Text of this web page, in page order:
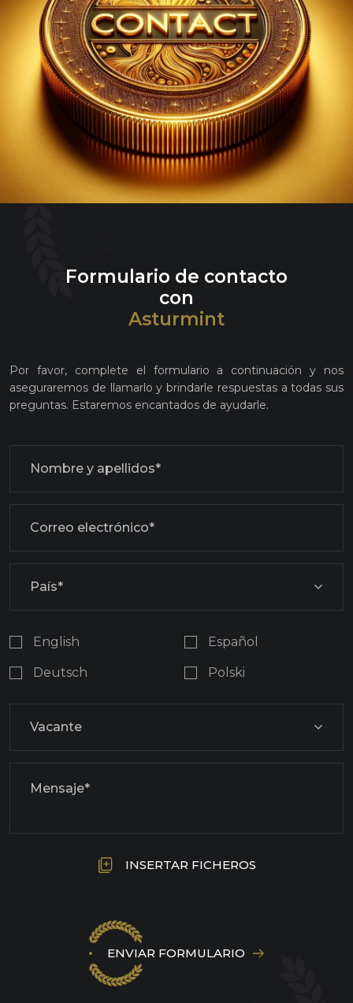
Formulario de contacto
con
Asturmint
Por favor, complete el formulario a continuación y nos
aseguraremos de llamarlo y brindarle respuestas a todas sus
preguntas. Estaremos encantados de ayudarle.
English Español
Deutsch Polski
INSERTAR FICHEROS
ENVIAR FORMULARIO